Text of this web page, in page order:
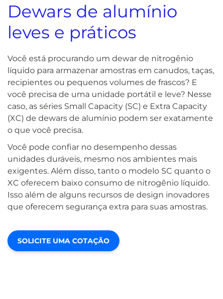
Dewars de alumínio
leves e práticos
Você está procurando um dewar de nitrogênio
líquido para armazenar amostras em canudos, taças,
recipientes ou pequenos volumes de frascos? E
você precisa de uma unidade portátil e leve? Nesse
caso, as séries Small Capacity (SC) e Extra Capacity
(XC) de dewars de alumínio podem ser exatamente
o que você precisa.
Você pode confiar no desempenho dessas
unidades duráveis, mesmo nos ambientes mais
exigentes. Além disso, tanto o modelo SC quanto o
XC oferecem baixo consumo de nitrogênio líquido.
Isso além de alguns recursos de design inovadores
que oferecem segurança extra para suas amostras.
SOLICITE UMA COTAÇÃO